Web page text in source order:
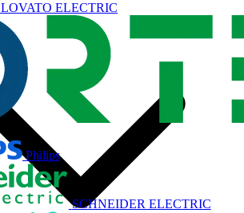
LOVATO ELECTRIC
Philips
SCHNEIDER ELECTRIC